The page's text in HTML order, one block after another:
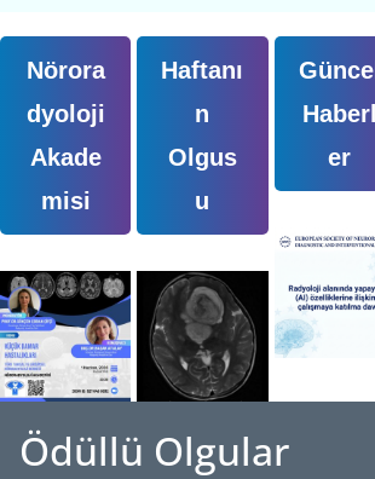
Nörora
dyoloji
Akade
misi
Haftanı
n
Olgus
u
Güncel
Haberl
er
Ödüllü Olgular